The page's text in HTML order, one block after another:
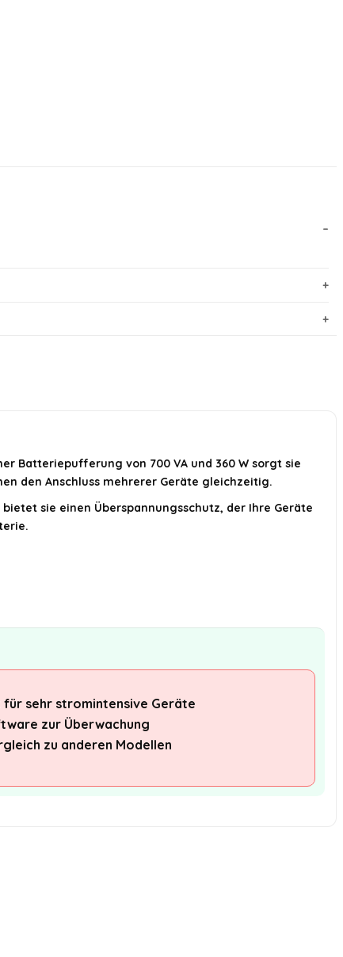
Batteriepufferung von 700 VA und 360 W sorgt sie
den Anschluss mehrerer Geräte gleichzeitig.
sie einen Überspannungsschutz, der Ihre Geräte
sehr stromintensive Geräte
zur Überwachung
zu anderen Modellen